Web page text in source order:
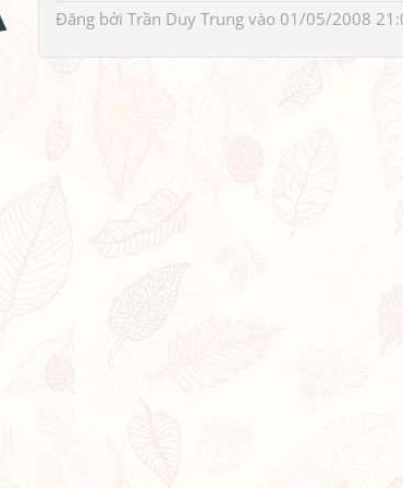
Đăng bởi Trần Duy Trung vào 01/05/2008